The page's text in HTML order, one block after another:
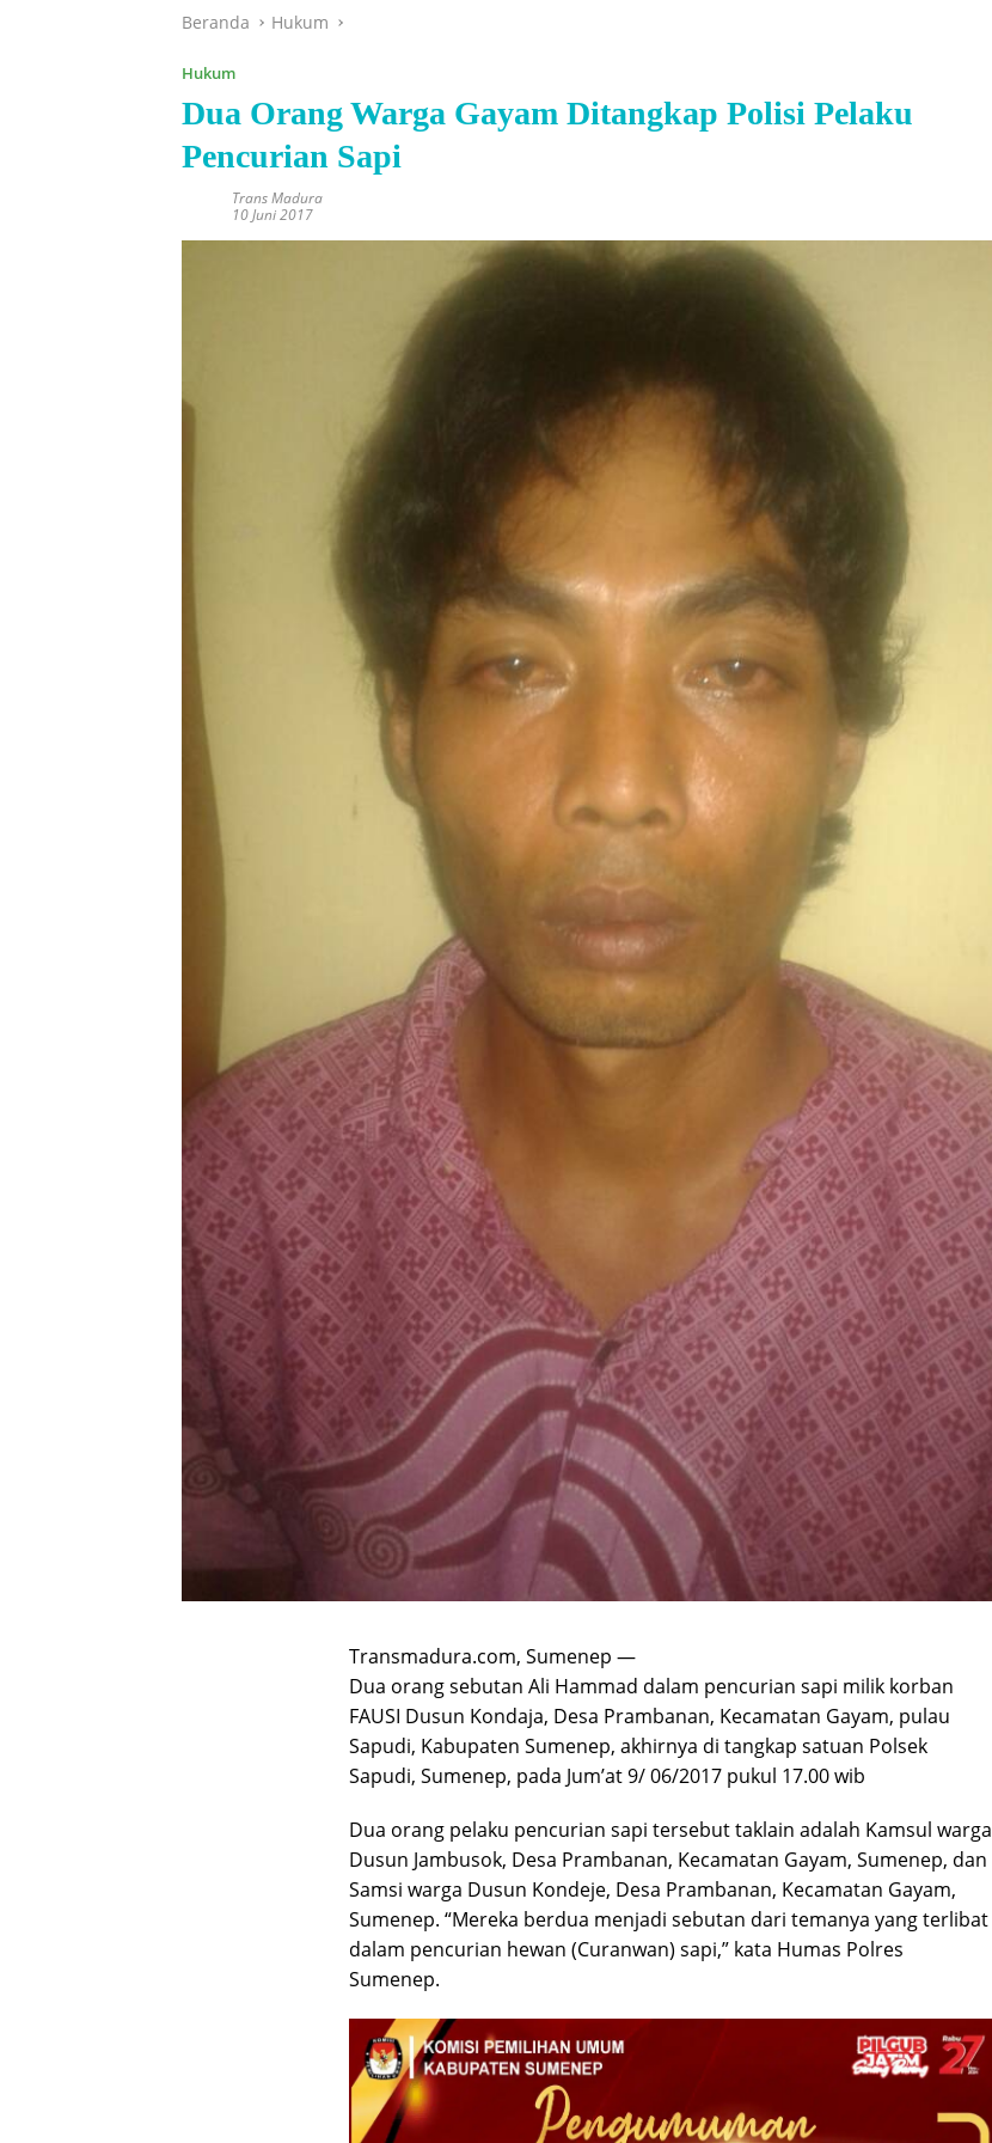
Beranda Hukum
Hukum
Dua Orang Warga Gayam Ditangkap Polisi Pelaku
Pencurian Sapi
Trans Madura
10 Juni 2017
Transmadura.com, Sumenep —
Dua orang sebutan Ali Hammad dalam pencurian sapi milik korban
FAUSI Dusun Kondaja, Desa Prambanan, Kecamatan Gayam, pulau
Sapudi, Kabupaten Sumenep, akhirnya di tangkap satuan Polsek
Sapudi, Sumenep, pada Jum’at 9/ 06/2017 pukul 17.00 wib
Dua orang pelaku pencurian sapi tersebut taklain adalah Kamsul warga
Dusun Jambusok, Desa Prambanan, Kecamatan Gayam, Sumenep, dan
Samsi warga Dusun Kondeje, Desa Prambanan, Kecamatan Gayam,
Sumenep. “Mereka berdua menjadi sebutan dari temanya yang terlibat
dalam pencurian hewan (Curanwan) sapi,” kata Humas Polres
Sumenep.